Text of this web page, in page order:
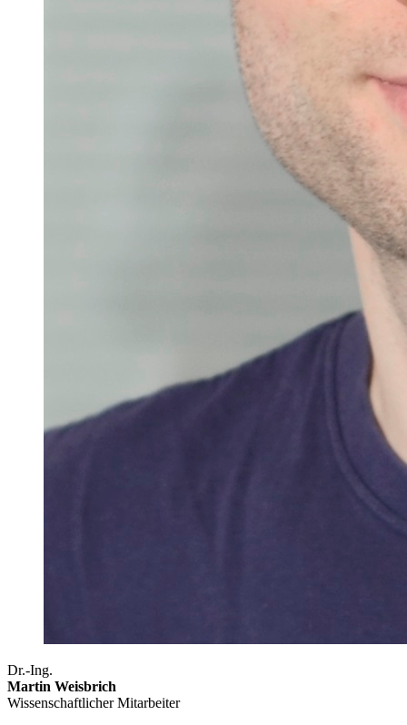
Dr.-Ing.
Martin Weisbrich
Wissenschaftlicher Mitarbeiter